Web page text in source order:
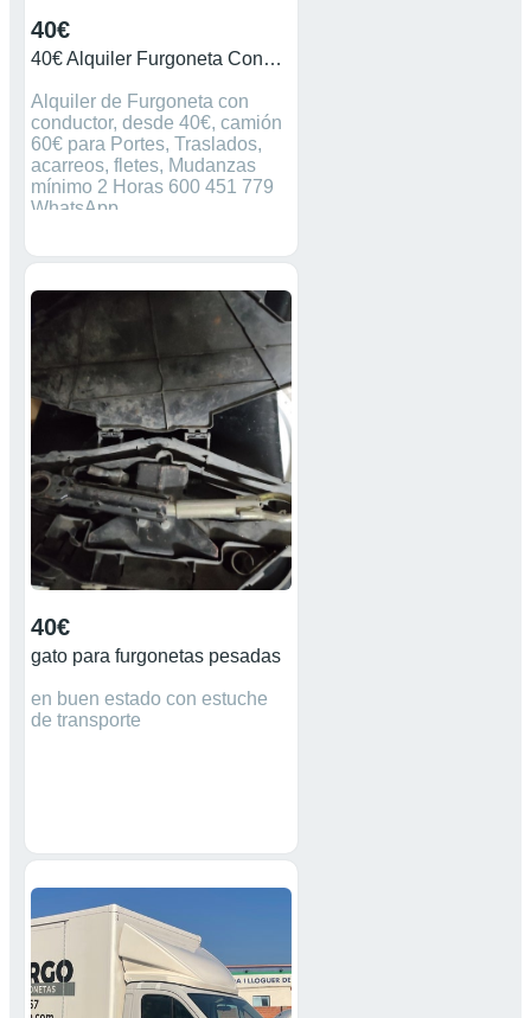
40€
40€ Alquiler Furgoneta Conductor 600451779
Alquiler de Furgoneta con
conductor, desde 40€, camión
60€ para Portes, Traslados,
acarreos, fletes, Mudanzas
mínimo 2 Horas 600 451 779
WhatsApp
40€
gato para furgonetas pesadas
en buen estado con estuche
de transporte